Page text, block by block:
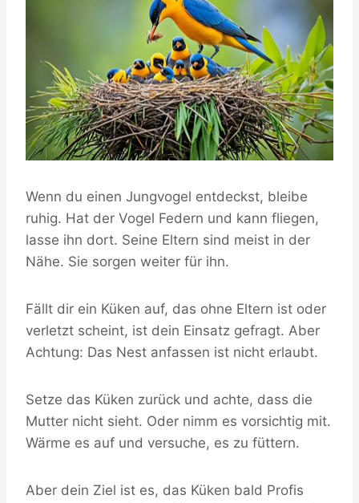
Wenn du einen Jungvogel entdeckst, bleibe
ruhig. Hat der Vogel Federn und kann fliegen,
lasse ihn dort. Seine Eltern sind meist in der
Nähe. Sie sorgen weiter für ihn.
Fällt dir ein Küken auf, das ohne Eltern ist oder
verletzt scheint, ist dein Einsatz gefragt. Aber
Achtung: Das Nest anfassen ist nicht erlaubt.
Setze das Küken zurück und achte, dass die
Mutter nicht sieht. Oder nimm es vorsichtig mit.
Wärme es auf und versuche, es zu füttern.
Aber dein Ziel ist es, das Küken bald Profis